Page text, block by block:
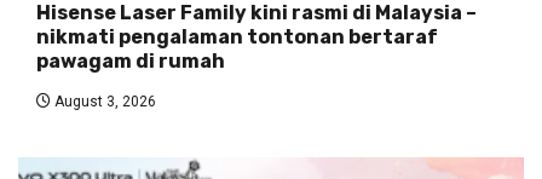
Hisense Laser Family kini rasmi di Malaysia –
nikmati pengalaman tontonan bertaraf
pawagam di rumah
August 3, 2026